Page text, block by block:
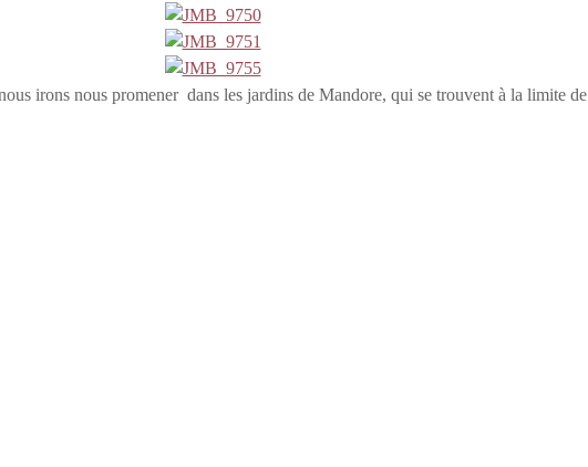
irons nous promener dans les jardins de Mandore, qui se trouvent à la limite de